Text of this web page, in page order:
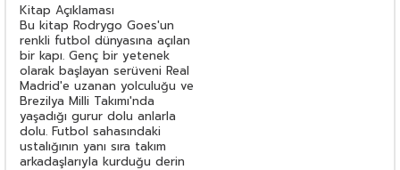
Kitap Açıklaması
Bu kitap Rodrygo Goes'un
renkli futbol dünyasına açılan
bir kapı. Genç bir yetenek
olarak başlayan serüveni Real
Madrid'e uzanan yolculuğu ve
Brezilya Milli Takımı'nda
yaşadığı gurur dolu anlarla
dolu. Futbol sahasındaki
ustalığının yanı sıra takım
arkadaşlarıyla kurduğu derin